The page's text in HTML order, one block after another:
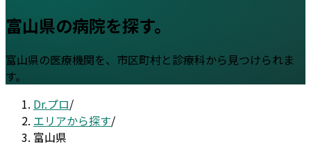
富山県の病院を探す。
富山県の医療機関を、市区町村と診療科から見つけられま
す。
Dr.プロ/
エリアから探す/
富山県